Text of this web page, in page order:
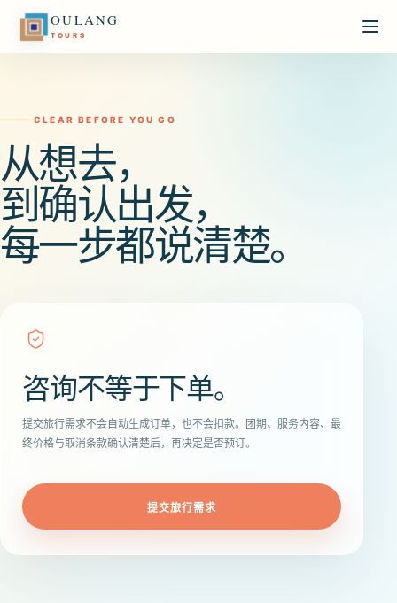
OULANG
TOURS
CLEAR BEFORE YOU GO
从想去，
到确认出发，
每一步都说清楚。
咨询不等于下单。
提交旅行需求不会自动生成订单，也不会扣款。团期、服务内容、最
终价格与取消条款确认清楚后，再决定是否预订。
提交旅行需求